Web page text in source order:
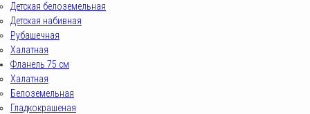
Детская белоземельная
Детская набивная
Рубашечная
Халатная
Фланель 75 см
Халатная
Белоземельная
Гладкокрашеная